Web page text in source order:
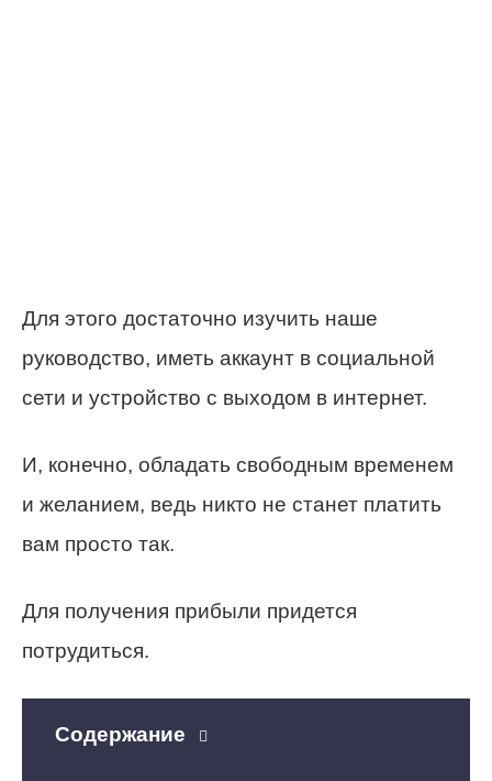
Для этого достаточно изучить наше
руководство, иметь аккаунт в социальной
сети и устройство с выходом в интернет.
И, конечно, обладать свободным временем
и желанием, ведь никто не станет платить
вам просто так.
Для получения прибыли придется
потрудиться.
Содержание